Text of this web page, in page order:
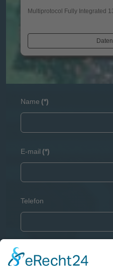
Multiprotocol Fully Integrated
Name (*)
E-mail (*)
Telefon